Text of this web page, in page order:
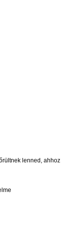
lenned, ahhoz